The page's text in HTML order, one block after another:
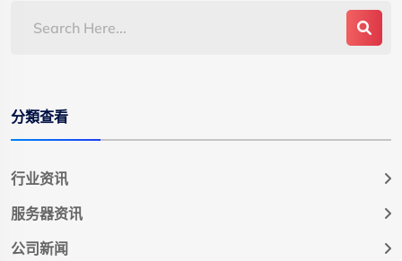
分類查看
行业资讯
服务器资讯
公司新闻